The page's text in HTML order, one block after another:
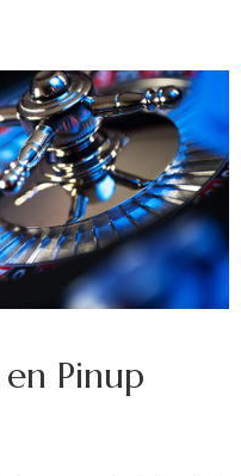
Pinup